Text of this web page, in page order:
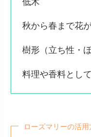
秋から春まで花
樹形（立ち性・
料理や香料とし
ローズマリーの活用